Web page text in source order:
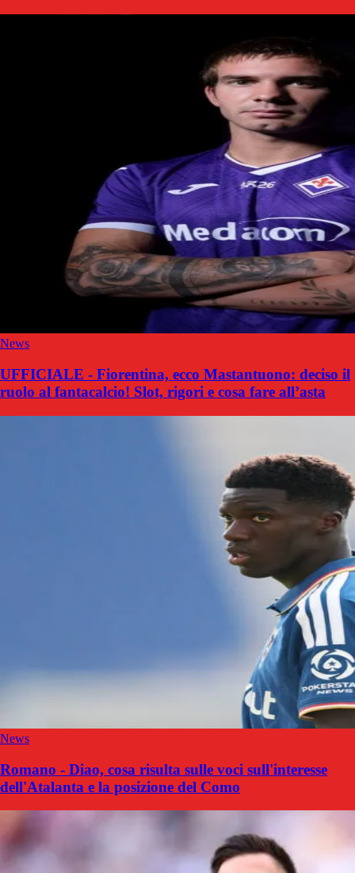
News
UFFICIALE - Fiorentina, ecco Mastantuono: deciso il
ruolo al fantacalcio! Slot, rigori e cosa fare all’asta
News
Romano - Diao, cosa risulta sulle voci sull'interesse
dell'Atalanta e la posizione del Como